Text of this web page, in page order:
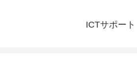
ICTサポート